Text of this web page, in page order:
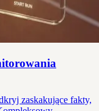
zaskakujące fakty,